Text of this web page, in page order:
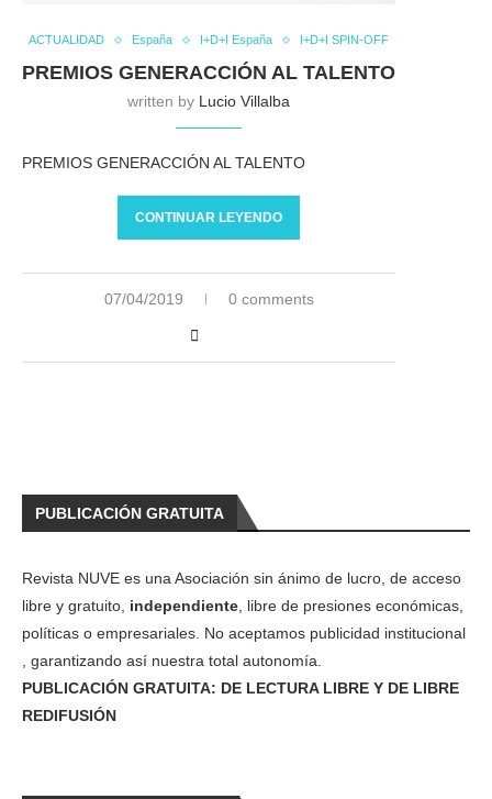
ACTUALIDAD España I+D+I España I+D+I SPIN-OFF
PREMIOS GENERACCIÓN AL TALENTO
written by Lucio Villalba
PREMIOS GENERACCIÓN AL TALENTO
CONTINUAR LEYENDO
07/04/2019 0 comments
PUBLICACIÓN GRATUITA
Revista NUVE es una Asociación sin ánimo de lucro, de acceso
libre y gratuito, independiente, libre de presiones económicas,
políticas o empresariales. No aceptamos publicidad institucional
, garantizando así nuestra total autonomía.
PUBLICACIÓN GRATUITA: DE LECTURA LIBRE Y DE LIBRE
REDIFUSIÓN